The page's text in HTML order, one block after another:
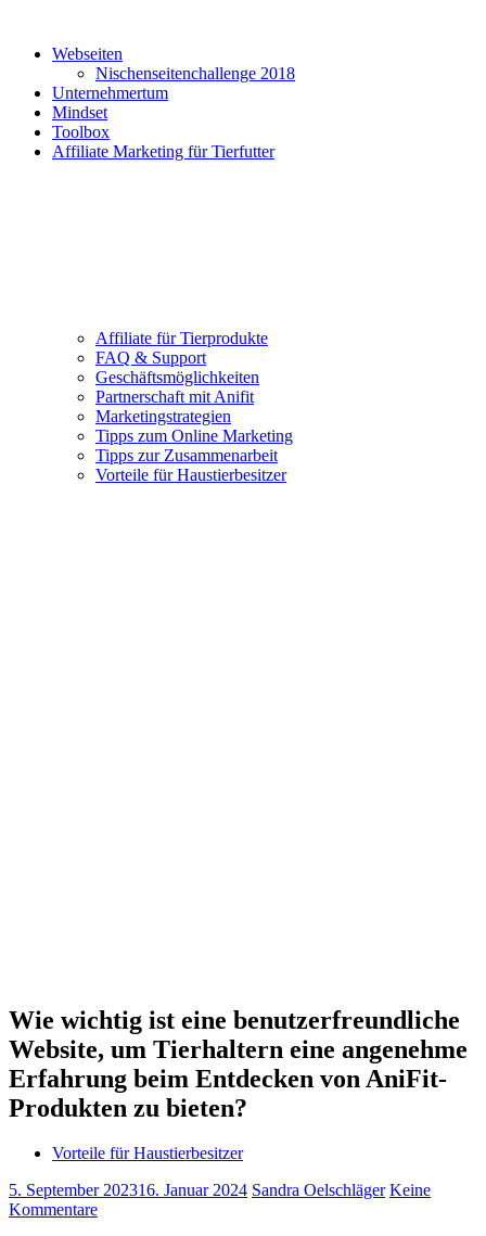
Webseiten
Nischenseitenchallenge 2018
Unternehmertum
Mindset
Toolbox
Affiliate Marketing für Tierfutter
Affiliate für Tierprodukte
FAQ & Support
Geschäftsmöglichkeiten
Partnerschaft mit Anifit
Marketingstrategien
Tipps zum Online Marketing
Tipps zur Zusammenarbeit
Vorteile für Haustierbesitzer
Wie wichtig ist eine benutzerfreundliche
Website, um Tierhaltern eine angenehme
Erfahrung beim Entdecken von AniFit-
Produkten zu bieten?
Vorteile für Haustierbesitzer
5. September 202316. Januar 2024 Sandra Oelschläger Keine
Kommentare